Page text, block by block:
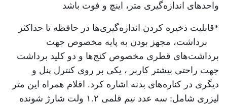
واحدهای اندازه‌گیری متر، اینچ و فوت باشد
*قابلیت ذخیره کردن اندازه‌گیری‌ها در حافظه تا حداکثر
20 برداشت، مجهز بودن به پایه مخصوص جهت
برداشت‌های قطری مخصوص کنج‌ها و دو کلید برداشت
جهت راحتی بیشتر کاربر ، یکی بر روی کنترل پنل و
دیگری در کناره‌های بدنه اشاره کرد. اقلام همراه این متر
لیزری شامل: سه عدد نیم قلمی ۱.۲ ولت شارژ شونده